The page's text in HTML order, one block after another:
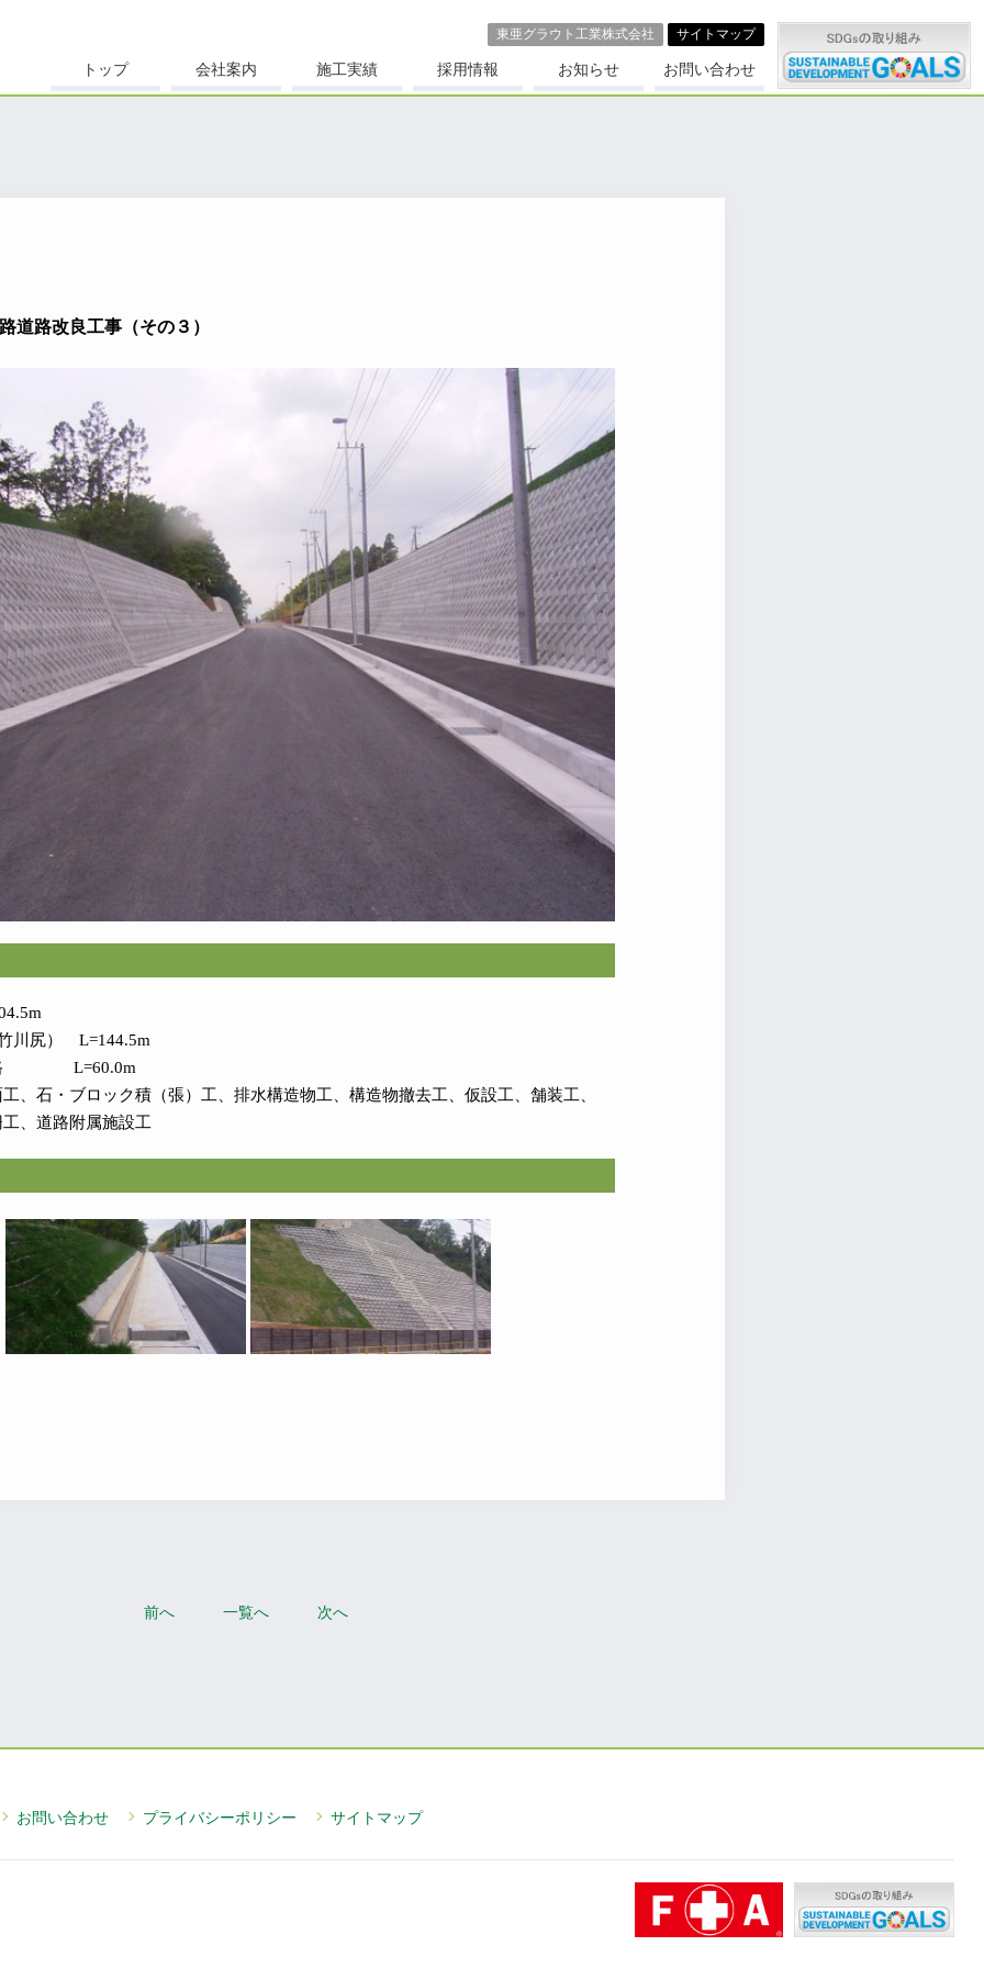
東亜グラウト⼯業株式会社 サイトマップ
トップ 会社案内 施工実績 採用情報 お知らせ お問い合わせ
道路改良工事（その３）
川尻） L=144.5m
路 L=60.0m
、石・ブロック積（張）工、排水構造物工、構造物撤去工、仮設工、舗装工、
、道路附属施設工
前へ 一覧へ 次へ
お問い合わせ プライバシーポリシー サイトマップ